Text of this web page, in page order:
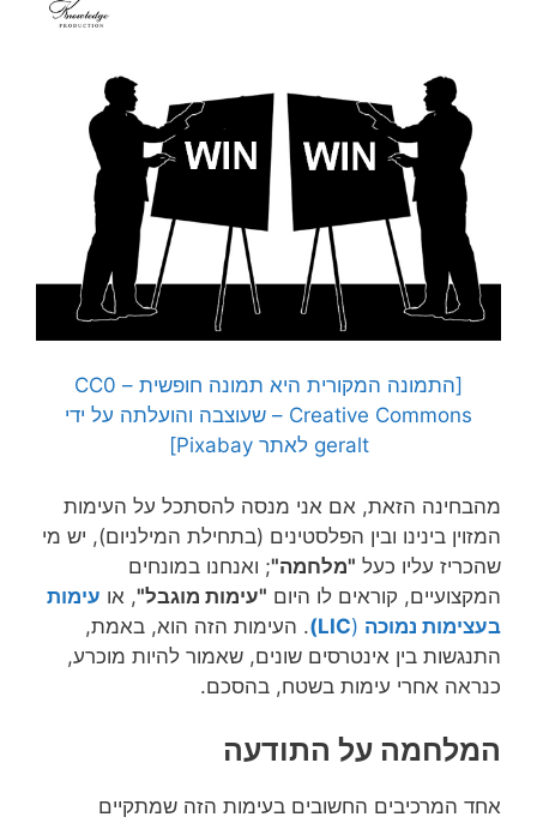
[התמונה המקורית היא תמונה חופשית – CC0
Creative Commons – שעוצבה והועלתה על ידי
geralt לאתר Pixabay]
מהבחינה הזאת, אם אני מנסה להסתכל על העימות
המזוין בינינו ובין הפלסטינים (בתחילת המילניום), יש מי
שהכריז עליו כעל "מלחמה"; ואנחנו במונחים
המקצועיים, קוראים לו היום "עימות מוגבל", או עימות
בעצימות נמוכה (
LIC) . העימות הזה הוא, באמת,
התנגשות בין אינטרסים שונים, שאמור להיות מוכרע,
כנראה אחרי עימות בשטח, בהסכם.
המלחמה על התודעה
אחד המרכיבים החשובים בעימות הזה שמתקיים